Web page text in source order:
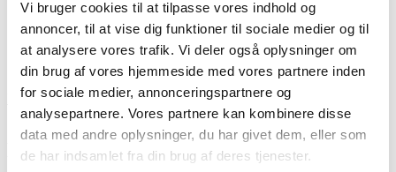
Vi bruger cookies til at tilpasse vores indhold og
annoncer, til at vise dig funktioner til sociale medier og til
at analysere vores trafik. Vi deler også oplysninger om
din brug af vores hjemmeside med vores partnere inden
for sociale medier, annonceringspartnere og
analysepartnere. Vores partnere kan kombinere disse
data med andre oplysninger, du har givet dem, eller som
de har indsamlet fra din brug af deres tjenester.
Samleobjekter
SHOWROOM
Roskilde
VURDERING
DKK 1.000
VARENUMMER
6547111
Beskrivelse